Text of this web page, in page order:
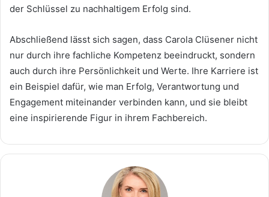
der Schlüssel zu nachhaltigem Erfolg sind.
Abschließend lässt sich sagen, dass Carola Clüsener nicht
nur durch ihre fachliche Kompetenz beeindruckt, sondern
auch durch ihre Persönlichkeit und Werte. Ihre Karriere ist
ein Beispiel dafür, wie man Erfolg, Verantwortung und
Engagement miteinander verbinden kann, und sie bleibt
eine inspirierende Figur in ihrem Fachbereich.